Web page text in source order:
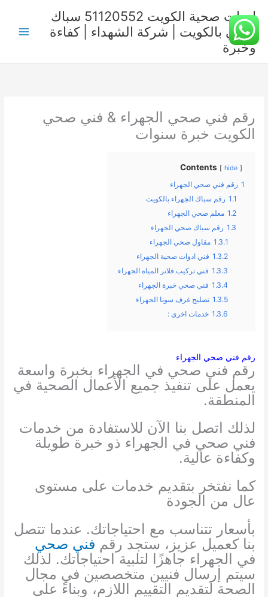
إلى
المحتوى
ادوات صحية الكويت 51120552 سباك
صحي بالكويت | شركة الشهداء | كفاءة
وخبرة
رقم فني صحي الجهراء & فني صحي
الكويت خبرة سنوات
Contents hide
1 رقم فني صحي الجهراء
1.1 رقم سباك الجهراء بالكويت
1.2 معلم صحي الجهراء
1.3 رقم سباك صحي الجهراء
1.3.1 مقاول صحي الجهراء
1.3.2 فني ادوات صحية الجهراء
1.3.3 فني تركيب فلاتر المياه الجهراء
1.3.4 فني صحي خبرة الجهراء
1.3.5 تصليح غرف سونا الجهراء
1.3.6 خدمات اخري :
رقم فني صحي الجهراء
رقم فني صحي في الجهراء بخبرة واسعة
يعمل على تنفيذ جميع الأعمال الصحية في
المنطقة.
لذلك اتصل بنا الآن للاستفادة من خدمات
فني صحي في الجهراء ذو خبرة طويلة
وكفاءة عالية.
كما نفتخر بتقديم خدمات على مستوى
عال من الجودة
بأسعار تتناسب مع احتياجاتك. عندما تتصل
بنا كعميل عزيز، ستجد رقم فني صحي
في الجهراء جاهزًا لتلبية احتياجاتك. لذلك
سيتم إرسال فنيين متخصصين في مجال
الصحة لتقديم التقييم اللازم، وبناءً على